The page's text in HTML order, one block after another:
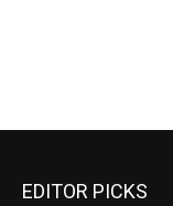
EDITOR PICKS